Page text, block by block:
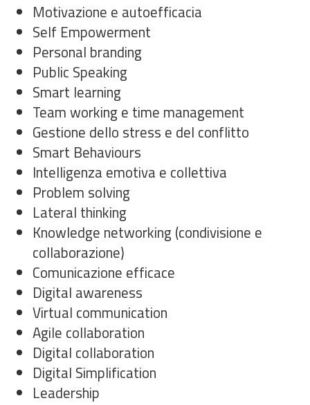
Motivazione e autoefficacia
Self Empowerment
Personal branding
Public Speaking
Smart learning
Team working e time management
Gestione dello stress e del conflitto
Smart Behaviours
Intelligenza emotiva e collettiva
Problem solving
Lateral thinking
Knowledge networking (condivisione e
collaborazione)
Comunicazione efficace
Digital awareness
Virtual communication
Agile collaboration
Digital collaboration
Digital Simplification
Leadership